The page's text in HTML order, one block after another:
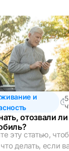
и
отозвали
эту статью,
что делать, если